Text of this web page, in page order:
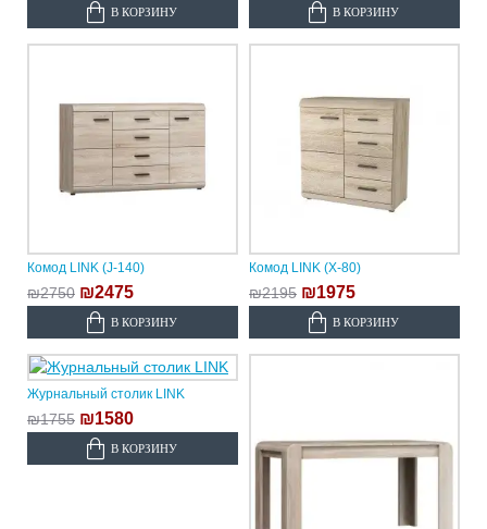
В КОРЗИНУ В КОРЗИНУ
Комод LINK (J-140)
₪2750 ₪2475
В КОРЗИНУ
Комод LINK (X-80)
₪2195 ₪1975
В КОРЗИНУ
Журнальный столик LINK
₪1755 ₪1580
В КОРЗИНУ